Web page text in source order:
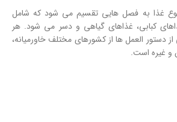
غذا به فصل هایی تقسیم می شود که شامل
کبابی، غذاهای گیاهی و دسر می شود. هر
العمل ها از کشورهای مختلف خاورمیانه،
و غیره است.